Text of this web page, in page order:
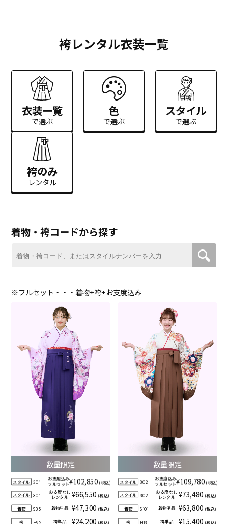
袴レンタル衣装一覧
衣装一覧
で選ぶ
色
で選ぶ
スタイル
で選ぶ
袴のみ
レンタル
着物・袴コードから探す
※フルセット・・・着物+袴+お支度込み
数量限定
スタイル 301
お支度込み
フルセット¥102,850 (税込)
スタイル 301
お支度なし
レンタル
¥66,550 (税込)
着物 S35 着物単品 ¥47,300 (税込)
袴 H92 袴単品 ¥24,200 (税込)
数量限定
スタイル 302
お支度込み
フルセット¥109,780 (税込)
スタイル 302
お支度なし
レンタル ¥73,480 (税込)
着物 S101 着物単品 ¥63,800 (税込)
袴 H13 袴単品 ¥15,400 (税込)